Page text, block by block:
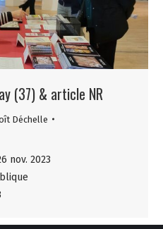
(37) & article NR
Déchelle
nov. 2023